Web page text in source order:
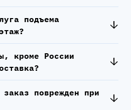
подъема
кроме России
поврежден при